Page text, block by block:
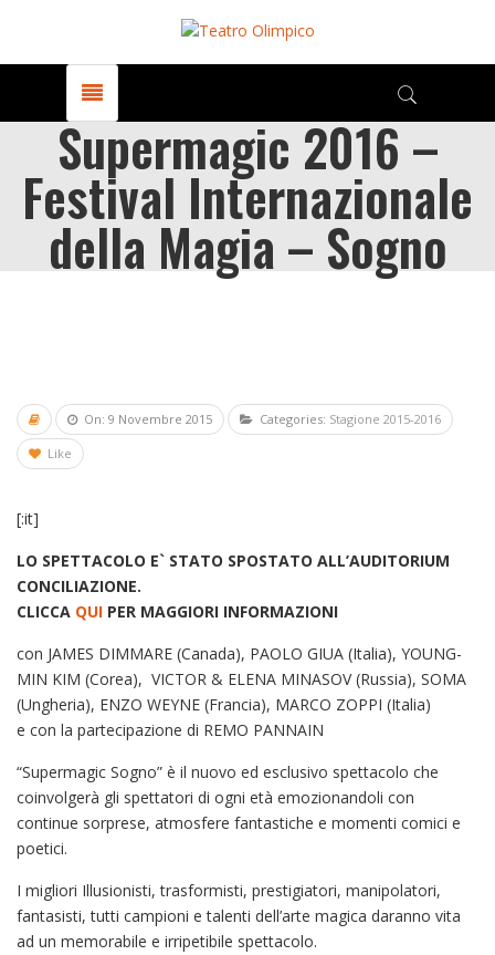
Supermagic 2016 –
Festival Internazionale
della Magia – Sogno
On: 9 Novembre 2015 Categories: Stagione 2015-2016
Like
[:it]
LO SPETTACOLO E` STATO SPOSTATO ALL’AUDITORIUM
CONCILIAZIONE.
CLICCA QUI PER MAGGIORI INFORMAZIONI
con JAMES DIMMARE (Canada), PAOLO GIUA (Italia), YOUNG-
MIN KIM (Corea), VICTOR & ELENA MINASOV (Russia), SOMA
(Ungheria), ENZO WEYNE (Francia), MARCO ZOPPI (Italia)
e con la partecipazione di REMO PANNAIN
“Supermagic Sogno” è il nuovo ed esclusivo spettacolo che
coinvolgerà gli spettatori di ogni età emozionandoli con
continue sorprese, atmosfere fantastiche e momenti comici e
poetici.
I migliori Illusionisti, trasformisti, prestigiatori, manipolatori,
fantasisti, tutti campioni e talenti dell’arte magica daranno vita
ad un memorabile e irripetibile spettacolo.